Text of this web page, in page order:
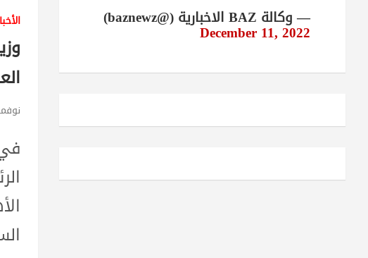
نوفمبر
— وكالة BAZ الاخبارية (@baznewz)
December 11, 2022